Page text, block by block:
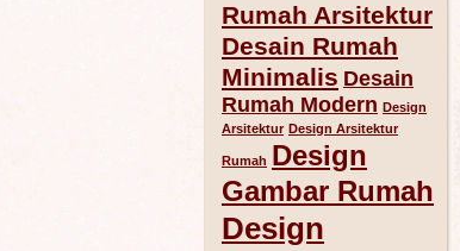
Rumah Arsitektur
Desain Rumah
Minimalis Desain
Rumah Modern Design
Arsitektur Design Arsitektur
Rumah Design
Gambar Rumah
Design